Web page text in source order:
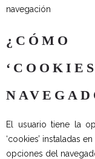
navegación
El usuario tiene la
‘cookies’ instaladas
opciones del